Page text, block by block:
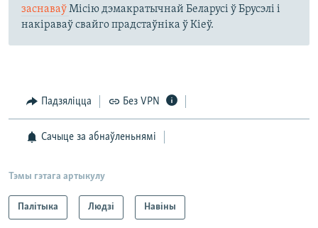
заснаваўМісію дэмакратычнай Беларусі ў Брусэлі і
накіраваў свайго прадстаўніка ў Кіеў.
Падзяліцца Без VPN
Сачыце за абнаўленьнямі
Тэмы гэтага артыкулу
Палітыка Людзі Навіны